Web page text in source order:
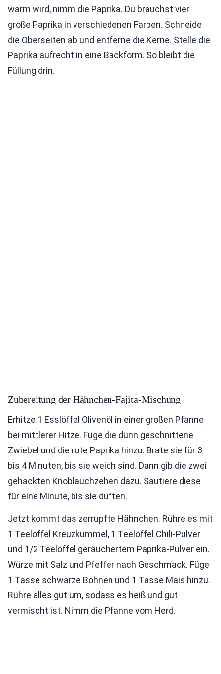
warm wird, nimm die Paprika. Du brauchst vier
große Paprika in verschiedenen Farben. Schneide
die Oberseiten ab und entferne die Kerne. Stelle die
Paprika aufrecht in eine Backform. So bleibt die
Füllung drin.
Zubereitung der Hähnchen-Fajita-Mischung
Erhitze 1 Esslöffel Olivenöl in einer großen Pfanne
bei mittlerer Hitze. Füge die dünn geschnittene
Zwiebel und die rote Paprika hinzu. Brate sie für 3
bis 4 Minuten, bis sie weich sind. Dann gib die zwei
gehackten Knoblauchzehen dazu. Sautiere diese
für eine Minute, bis sie duften.
Jetzt kommt das zerrupfte Hähnchen. Rühre es mit
1 Teelöffel Kreuzkümmel, 1 Teelöffel Chili-Pulver
und 1/2 Teelöffel geräuchertem Paprika-Pulver ein.
Würze mit Salz und Pfeffer nach Geschmack. Füge
1 Tasse schwarze Bohnen und 1 Tasse Mais hinzu.
Rühre alles gut um, sodass es heiß und gut
vermischt ist. Nimm die Pfanne vom Herd.